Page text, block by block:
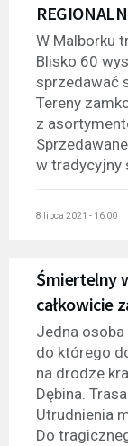
W Malborku
Blisko 60
sprzedawać
Tereny
z
w tradycyjny
8 lipca 2021 - 16:00
Śmiertelny
całkowicie
Jedna osoba
do którego
na drodze
Dębina.
Utrudnienia
Do